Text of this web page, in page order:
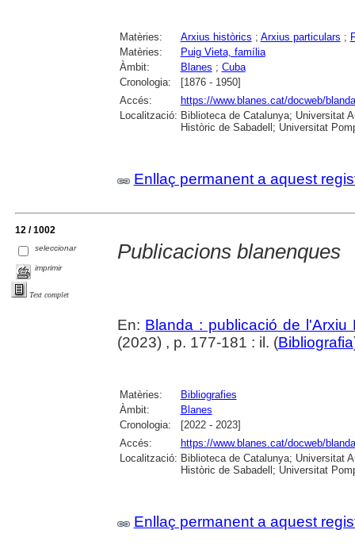
Matèries: Arxius històrics ; Arxius particulars ;
Matèries:
Puig Vieta, família
Àmbit:
Blanes ; Cuba
Cronologia:
[1876 - 1950]
Accés:
https://www.blanes.cat/docweb/
Localització: Biblioteca de Catalunya; Universitat
Històric de Sabadell; Universitat
Enllaç permanent a aquest
12 / 1002
seleccionar
imprimir
Text complet
Publicacions blanenques
En: Blanda : publicació de l'Arxiu
(2023) , p. 177-181 : il. (Bibliografia
Matèries:
Bibliografies
Àmbit:
Blanes
Cronologia:
[2022 - 2023]
Accés:
https://www.blanes.cat/docweb/
Localització: Biblioteca de Catalunya; Universitat
Històric de Sabadell; Universitat
Enllaç permanent a aquest